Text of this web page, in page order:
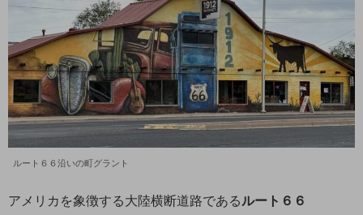
ルート６６沿いの町グラント
アメリカを象徴する大陸横断道路であるルート６６